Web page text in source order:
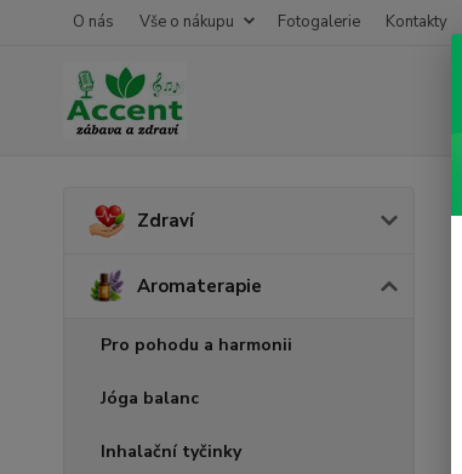
O nás Vše o nákupu Fotogalerie Kontakty
Zdraví
Aromaterapie
Pro pohodu a harmonii
Jóga balanc
Inhalační tyčinky